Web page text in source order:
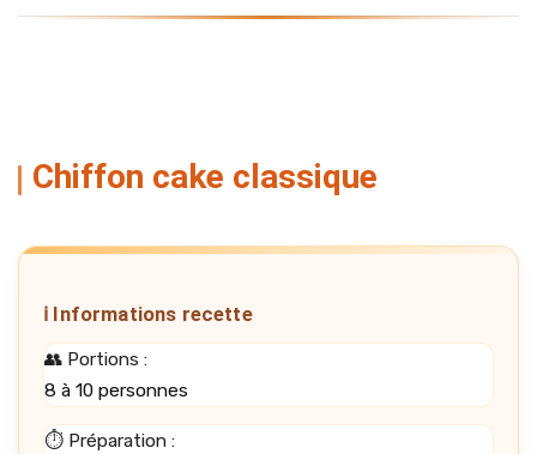
Chiffon cake classique
ℹ️ Informations recette
👥 Portions :
8 à 10 personnes
⏱️ Préparation :